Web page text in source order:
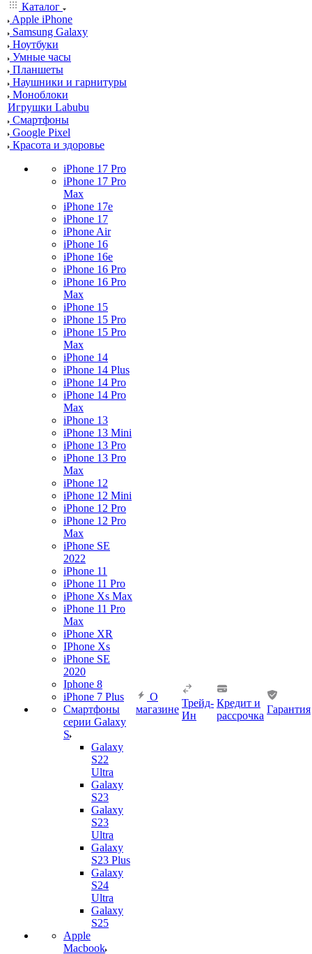
Каталог
Apple iPhone
Samsung Galaxy
Ноутбуки
Умные часы
Планшеты
Наушники и гарнитуры
Моноблоки
Игрушки Labubu
Смартфоны
Google Pixel
Красота и здоровье
iPhone 17 Pro
iPhone 17 Pro
Max
iPhone 17e
iPhone 17
iPhone Air
iPhone 16
iPhone 16e
iPhone 16 Pro
iPhone 16 Pro
Max
iPhone 15
iPhone 15 Pro
iPhone 15 Pro
Max
iPhone 14
iPhone 14 Plus
iPhone 14 Pro
iPhone 14 Pro
Max
iPhone 13
iPhone 13 Mini
iPhone 13 Pro
iPhone 13 Pro
Max
iPhone 12
iPhone 12 Mini
iPhone 12 Pro
iPhone 12 Pro
Max
iPhone SE
2022
iPhone 11
iPhone 11 Pro
iPhone Xs Max
iPhone 11 Pro
Max
iPhone XR
IPhone Xs
iPhone SE
2020
Iphone 8
iPhone 7 Plus
Смартфоны
серии Galaxy
S
Galaxy
S22
Ultra
Galaxy
S23
Galaxy
S23
Ultra
Galaxy
S23 Plus
Galaxy
S24
Ultra
Galaxy
S25
Apple
Macbook
О
магазине
Трейд-
Ин
Кредит и
рассрочка
Гарантия